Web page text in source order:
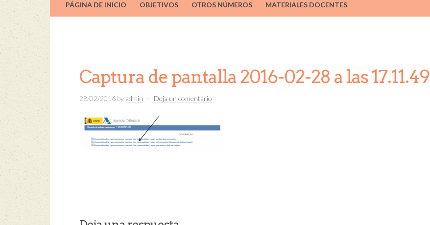
PÁGINA DE INICIO OBJETIVOS OTROS NÚMEROS MATERIALES DOCENTES
Captura de pantalla 2016-02-28 a las 17.11.49
28/02/2016 by admin Deja un comentario